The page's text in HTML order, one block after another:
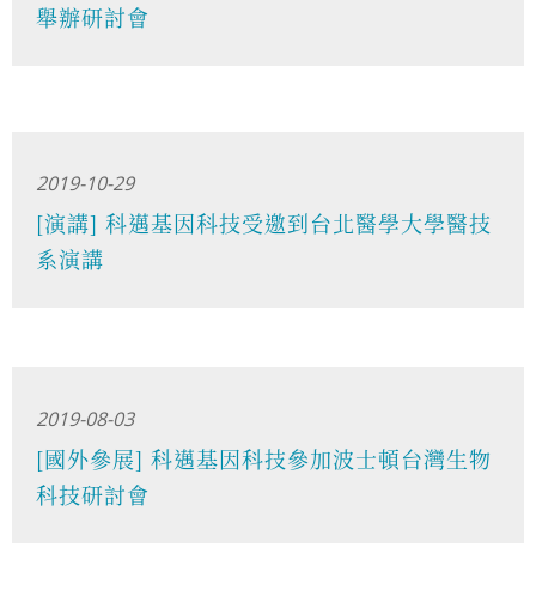
舉辦研討會
2019-10-29
[演講] 科邁基因科技受邀到台北醫學大學醫技
系演講
2019-08-03
[國外參展] 科邁基因科技參加波士頓台灣生物
科技研討會